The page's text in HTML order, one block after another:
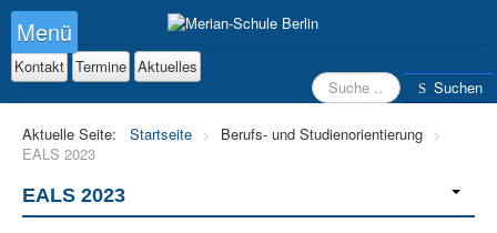
Suchen Suchen
Kontakt Termine Aktuelles
Menü
Aktuelle Seite: Startseite > Berufs- und Studienorientierung >
EALS 2023
EALS 2023